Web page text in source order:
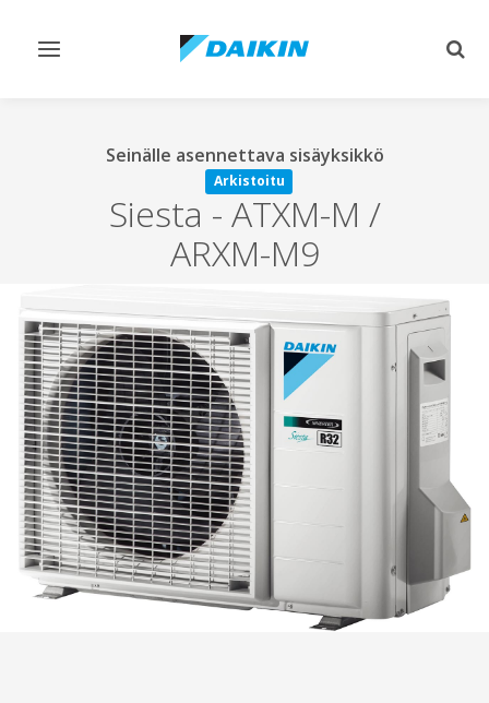
Vaihda
Seinälle asennettava sisäyksikkö
Arkistoitu
Siesta - ATXM-M /
ARXM-M9